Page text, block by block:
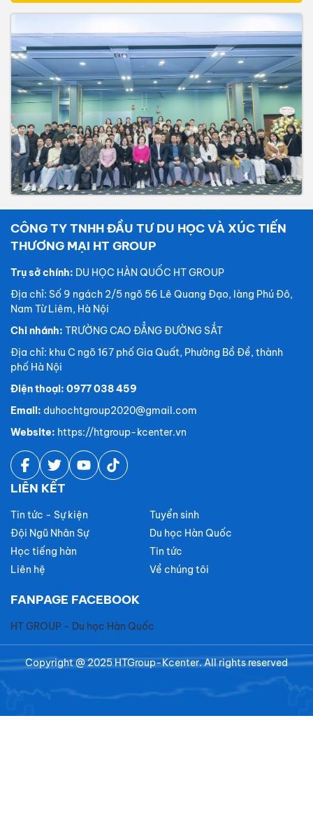
CÔNG TY TNHH ĐẦU TƯ DU HỌC VÀ XÚC TIẾN
THƯƠNG MẠI HT GROUP
Trụ sở chính: DU HỌC HÀN QUỐC HT GROUP
Địa chỉ: Số 9 ngách 2/5 ngõ 56 Lê Quang Đạo, làng Phú Đô,
Nam Từ Liêm, Hà Nội
Chi nhánh: TRƯỜNG CAO ĐẲNG ĐƯỜNG SẮT
Địa chỉ: khu C ngõ 167 phố Gia Quất, Phường Bồ Đề, thành
phố Hà Nội
Điện thoại: 0977 038 459
Email: duhochtgroup2020@gmail.com
Website: https://htgroup-kcenter.vn
LIÊN KẾT
Tin tức - Sự kiện
Tuyển sinh
Đội Ngũ Nhân Sự
Du học Hàn Quốc
Học tiếng hàn
Tin tức
Liên hệ
Về chúng tôi
FANPAGE FACEBOOK
HT GROUP - Du học Hàn Quốc
Copyright @ 2025 HTGroup-Kcenter. All rights reserved